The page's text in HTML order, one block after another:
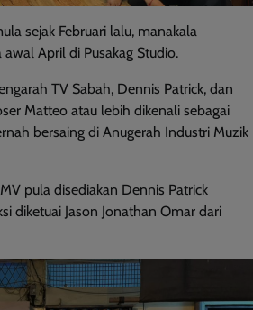
sejak Februari lalu, manakala
April di Pusakag Studio.
TV Sabah, Dennis Patrick, dan
Matteo atau lebih dikenali sebagai
bersaing di Anugerah Industri Muzik
pula disediakan Dennis Patrick
diketuai Jason Jonathan Omar dari